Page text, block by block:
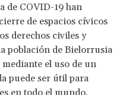
de COVID-19 han
de espacios cívicos
derechos civiles y
población de Bielorrusia
el uso de un
puede ser útil para
en todo el mundo.